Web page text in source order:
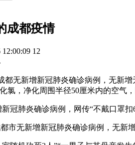
成都疫情
12:00:09 12
都无新增新冠肺炎确诊病例，无新
氯，净化周围半径50厘米内的空气，
冠肺炎确诊病例，网传“不戴口罩扣
市无新增新冠肺炎确诊病例，无新